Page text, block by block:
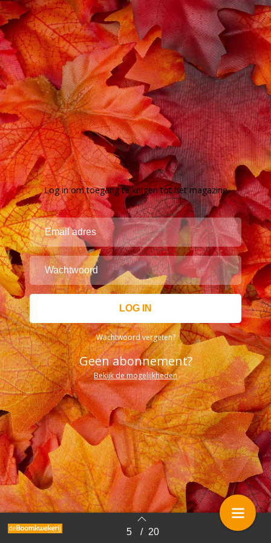
Terug naar overzicht 5 / 20
Log in om toegang te krijgen tot het magazine
Wachtwoord vergeten?
Geen abonnement?
Bekijk de mogelijkheden